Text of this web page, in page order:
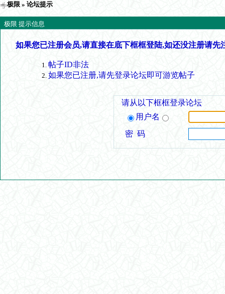
极限 » 论坛提示
极限 提示信息
如果您已注册会员,请直接在底下框框登陆,如还没注册请先
帖子ID非法
如果您已注册,请先登录论坛即可游览帖子
请从以下框框登录论坛
用户名
密 码